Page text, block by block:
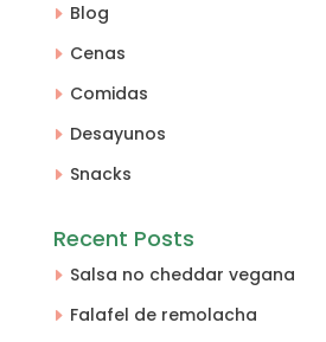
Blog
Cenas
Comidas
Desayunos
Snacks
Recent Posts
Salsa no cheddar vegana
Falafel de remolacha